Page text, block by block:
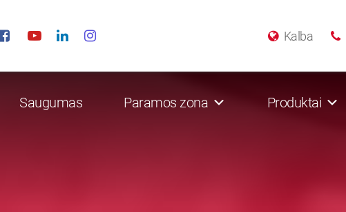
Kalba
Saugumas Paramos zona Produktai